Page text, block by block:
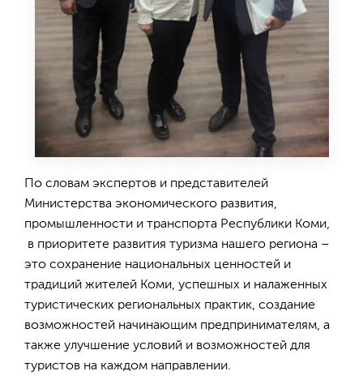
По словам экспертов и представителей
Министерства экономического развития,
промышленности и транспорта Республики Коми,
в приоритете развития туризма нашего региона –
это сохранение национальных ценностей и
традиций жителей Коми, успешных и налаженных
туристических региональных практик, создание
возможностей начинающим предпринимателям, а
также улучшение условий и возможностей для
туристов на каждом направлении.